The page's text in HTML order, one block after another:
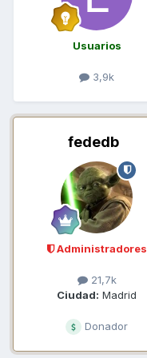
Usuarios
3,9k
fededb
Administradores
21,7k
Ciudad: Madrid
Donador